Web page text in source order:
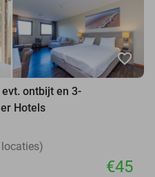
favorite_border
ontbijt en 3-
Hotels
locaties)
€45